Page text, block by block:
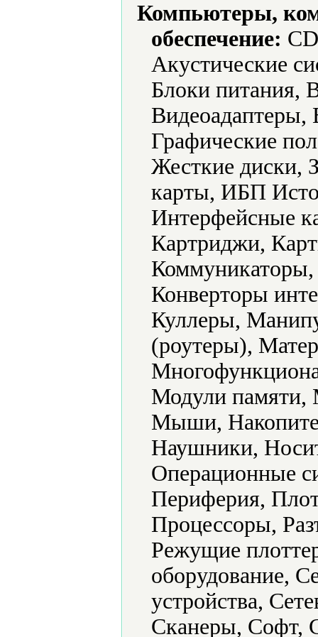
Компьютеры,
обеспечение:
Акустические
Блоки питания,
Видеоадаптеры,
Графические
Жесткие диски,
карты, ИБП
Интерфейсные
Картриджи,
Конверторы
Куллеры,
(роутеры),
Модули
Мыши,
Наушники,
Операционные
Периферия,
Процессоры,
Режущие
оборудование,
устройства,
Сканеры, Софт,